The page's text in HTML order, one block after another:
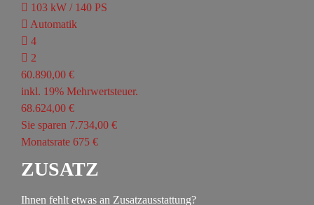
103 kW / 140 PS
Automatik
4
2
60.890,00 €
inkl. 19% Mehrwertsteuer.
68.624,00 €
Sie sparen 7.734,00 €
Monatsrate 675 €
ZUSATZ
Ihnen fehlt etwas an Zusatzausstattung?